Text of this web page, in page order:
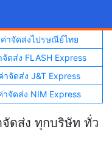
ค่าจัดส่งไปรษณีย์ไทย
จัดส่ง FLASH Express
าจัดส่ง J&T Express
าจัดส่ง NIM Express
จัดส่ง ทุกบริษัท ทั่ว